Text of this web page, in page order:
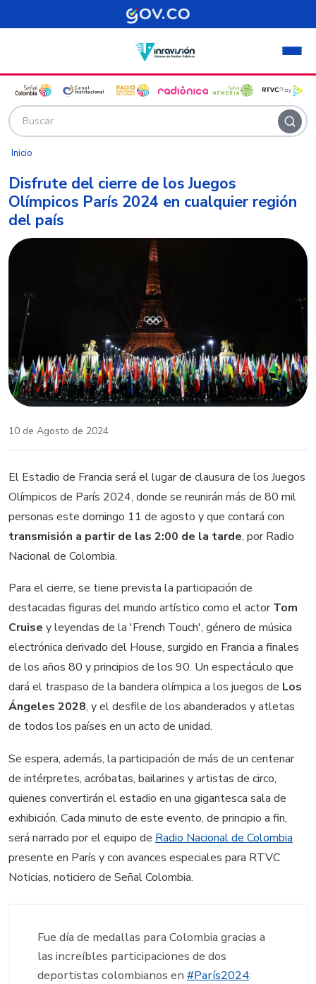
Pasar al contenido principal
Inicio
Disfrute del cierre de los Juegos
Olímpicos París 2024 en cualquier región
del país
10 de Agosto de 2024
El Estadio de Francia será el lugar de clausura de los Juegos
Olímpicos de París 2024, donde se reunirán más de 80 mil
personas este domingo 11 de agosto y que contará con
transmisión a partir de las 2:00 de la tarde, por Radio
Nacional de Colombia.
Para el cierre, se tiene prevista la participación de
destacadas figuras del mundo artístico como el actorTom
Cruise y leyendas de la 'French Touch', género de música
electrónica derivado del House, surgido en Francia a finales
de los años 80 y principios de los 90. Un espectáculo que
dará el traspaso de la bandera olímpica a los juegos de Los
Ángeles 2028, y el desfile de los abanderados y atletas
de todos los países en un acto de unidad.
Se espera, además, la participación de más de un centenar
de intérpretes, acróbatas, bailarines y artistas de circo,
quienes convertirán el estadio en una gigantesca sala de
exhibición. Cada minuto de este evento, de principio a fin,
será narrado por el equipo de Radio Nacional de Colombia
presente en París y con avances especiales para RTVC
Noticias, noticiero de Señal Colombia.
Fue día de medallas para Colombia gracias a
las increíbles participaciones de dos
deportistas colombianos en #París2024: